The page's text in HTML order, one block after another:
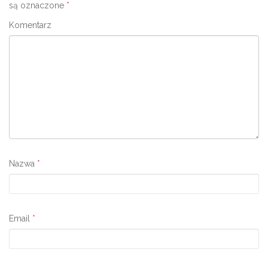
są oznaczone *
Komentarz
Nazwa *
Email *